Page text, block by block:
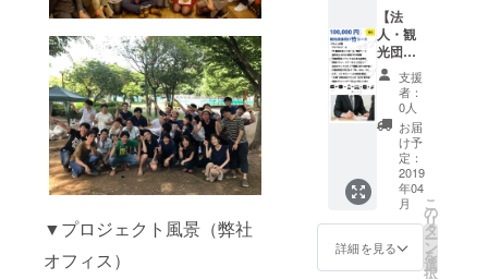
▼プロジェクト風景（弊社
オフィス）
加工食
品のみ
可能 ・
小ス
ペース
をご用
意しま
す。宣
伝やパ
ンフ
レット
などは
御社で
しま
す。
いしま
す ・限
定FB希
望の際
は個人
で「み
なさま
向け」
ご支援
をお願
いしま
くれる
方 ・
「アテ
ン
ダー」
を共に
盛り上
げてく
れる方
・乗り
気でな
い代表
の宮城
バーへ
アテン
*2） ・
宮城個
人の
SNSア
カウン
トでス
ポン
サー契
（*1）
・永続
有料会
員プラ
ン付
出身）
を登壇
イベン
トに呼
べる権
利（過
去に
キャリ
ア、フ
リーラ
ンス、
就職な
どで登
壇オ
ファー
【法
人・観
光団体
向け】
竹コー
ス ・サ
ンクス
メール
・PR動
画のエ
ンド
ロール /
特設
ページ
御社名&
支援
者：
0人
お届
け予
定：
2019
年04
月
詳細を見る
こ
の
リ
タ
ー
ン
を
選
択